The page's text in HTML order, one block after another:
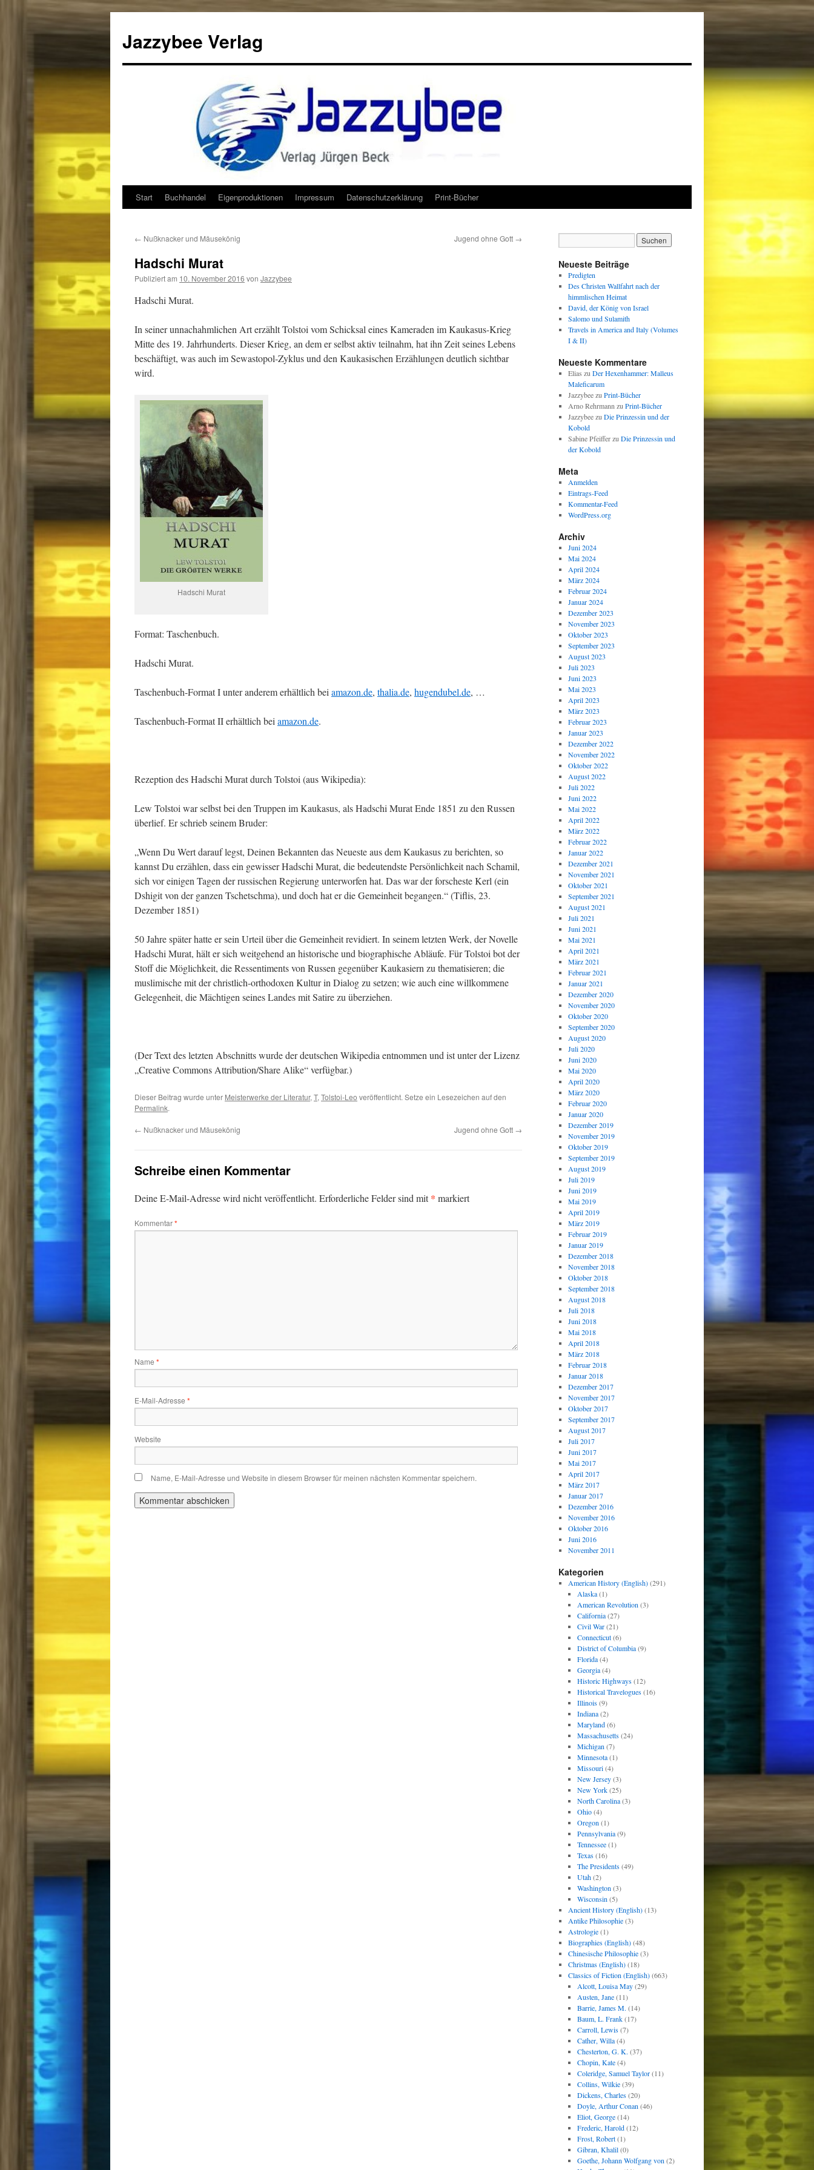
Jazzybee Verlag
Zum
springen
Start Buchhandel Eigenproduktionen Impressum Datenschutzerklärung Print-Bücher
← Nußknacker und Mäusekönig Jugend ohne Gott →
Hadschi Murat
Publiziert am 10. November 2016 von Jazzybee
Hadschi Murat.
In seiner unnachahmlichen Art erzählt Tolstoi vom Schicksal eines Kameraden im Kaukasus-Krieg
Mitte des 19. Jahrhunderts. Dieser Krieg, an dem er selbst aktiv teilnahm, hat ihn Zeit seines Lebens
beschäftigt, was auch im Sewastopol-Zyklus und den Kaukasischen Erzählungen deutlich sichtbar
wird.
Hadschi Murat
Format: Taschenbuch.
Hadschi Murat.
Taschenbuch-Format I unter anderem erhältlich bei amazon.de, thalia.de, hugendubel.de, …
Taschenbuch-Format II erhältlich bei amazon.de.
Rezeption des Hadschi Murat durch Tolstoi (aus Wikipedia):
Lew Tolstoi war selbst bei den Truppen im Kaukasus, als Hadschi Murat Ende 1851 zu den Russen
überlief. Er schrieb seinem Bruder:
„Wenn Du Wert darauf legst, Deinen Bekannten das Neueste aus dem Kaukasus zu berichten, so
kannst Du erzählen, dass ein gewisser Hadschi Murat, die bedeutendste Persönlichkeit nach Schamil,
sich vor einigen Tagen der russischen Regierung unterworfen hat. Das war der forscheste Kerl (ein
Dshigit von der ganzen Tschetschma), und doch hat er die Gemeinheit begangen.“ (Tiflis, 23.
Dezember 1851)
50 Jahre später hatte er sein Urteil über die Gemeinheit revidiert. In seinem letzten Werk, der Novelle
Hadschi Murat, hält er sich weitgehend an historische und biographische Abläufe. Für Tolstoi bot der
Stoff die Möglichkeit, die Ressentiments von Russen gegenüber Kaukasiern zu thematisieren; die
muslimische mit der christlich-orthodoxen Kultur in Dialog zu setzen; wie auch eine willkommene
Gelegenheit, die Mächtigen seines Landes mit Satire zu überziehen.
(Der Text des letzten Abschnitts wurde der deutschen Wikipedia entnommen und ist unter der Lizenz
„Creative Commons Attribution/Share Alike“ verfügbar.)
Dieser Beitrag wurde unter Meisterwerke der Literatur, T, Tolstoi-Leo veröffentlicht. Setze ein Lesezeichen auf den
Permalink.
← Nußknacker und Mäusekönig Jugend ohne Gott →
Schreibe einen Kommentar
Deine E-Mail-Adresse wird nicht veröffentlicht. Erforderliche Felder sind mit* markiert
Kommentar*
Name *
E-Mail-Adresse *
Website
Name, E-Mail-Adresse und Website in diesem Browser für meinen nächsten Kommentar speichern.
Neueste Beiträge
Predigten
Des Christen Wallfahrt nach der
himmlischen Heimat
David, der König von Israel
Salomo und Sulamith
Travels in America and Italy (Volumes
I & II)
Neueste Kommentare
Elias zu Der Hexenhammer: Malleus
Maleficarum
Jazzybeezu Print-Bücher
Arno Rehrmann zu Print-Bücher
Jazzybeezu Die Prinzessin und der
Kobold
Sabine Pfeifferzu Die Prinzessin und
der Kobold
Meta
Anmelden
Eintrags-Feed
Kommentar-Feed
WordPress.org
Archiv
Juni 2024
Mai 2024
April 2024
März 2024
Februar 2024
Januar 2024
Dezember 2023
November 2023
Oktober 2023
September 2023
August 2023
Juli 2023
Juni 2023
Mai 2023
April 2023
März 2023
Februar 2023
Januar 2023
Dezember 2022
November 2022
Oktober 2022
August 2022
Juli 2022
Juni 2022
Mai 2022
April 2022
März 2022
Februar 2022
Januar 2022
Dezember 2021
November 2021
Oktober 2021
September 2021
August 2021
Juli 2021
Juni 2021
Mai 2021
April 2021
März 2021
Februar 2021
Januar 2021
Dezember 2020
November 2020
Oktober 2020
September 2020
August 2020
Juli 2020
Juni 2020
Mai 2020
April 2020
März 2020
Februar 2020
Januar 2020
Dezember 2019
November 2019
Oktober 2019
September 2019
August 2019
Juli 2019
Juni 2019
Mai 2019
April 2019
März 2019
Februar 2019
Januar 2019
Dezember 2018
November 2018
Oktober 2018
September 2018
August 2018
Juli 2018
Juni 2018
Mai 2018
April 2018
März 2018
Februar 2018
Januar 2018
Dezember 2017
November 2017
Oktober 2017
September 2017
August 2017
Juli 2017
Juni 2017
Mai 2017
April 2017
März 2017
Januar 2017
Dezember 2016
November 2016
Oktober 2016
Juni 2016
November 2011
Kategorien
American History (English)(291)
Alaska(1)
American Revolution (3)
California(27)
Civil War(21)
Connecticut(6)
District of Columbia(9)
Florida(4)
Georgia(4)
Historic Highways(12)
Historical Travelogues(16)
Illinois(9)
Indiana(2)
Maryland(6)
Massachusetts(24)
Michigan (7)
Minnesota(1)
Missouri(4)
New Jersey(3)
New York(25)
North Carolina(3)
Ohio(4)
Oregon (1)
Pennsylvania(9)
Tennessee(1)
Texas(16)
The Presidents(49)
Utah(2)
Washington (3)
Wisconsin (5)
Ancient History (English)(13)
Antike Philosophie(3)
Astrologie(1)
Biographies (English)(48)
Chinesische Philosophie(3)
Christmas (English)(18)
Classics of Fiction (English)(663)
Alcott, Louisa May(29)
Austen, Jane(11)
Barrie, James M. (14)
Baum, L. Frank(17)
Carroll, Lewis(7)
Cather, Willa(4)
Chesterton, G. K. (37)
Chopin, Kate(4)
Coleridge, Samuel Taylor(11)
Collins, Wilkie(39)
Dickens, Charles(20)
Doyle, Arthur Conan (46)
Eliot, George(14)
Frederic, Harold(12)
Frost, Robert(1)
Gibran, Khalil(0)
Goethe, Johann Wolfgang von (2)